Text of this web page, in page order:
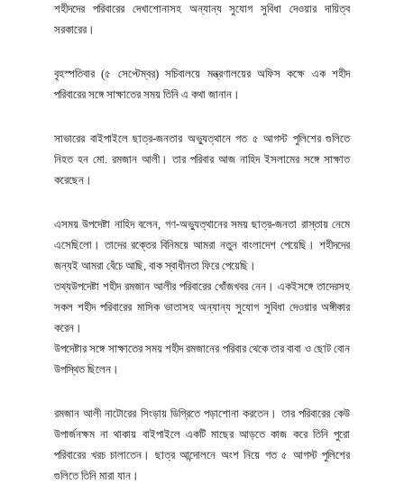
শহীদদের পরিবারের দেখাশোনাসহ অন্যান্য সুযোগ সুবিধা দেওয়ার দায়িত্ব
সরকারের।
বৃহস্পতিবার (৫ সেপ্টেম্বর) সচিবালয়ে মন্ত্রণালয়ের অফিস কক্ষে এক শহীদ
পরিবারের সঙ্গে সাক্ষাতের সময় তিনি এ কথা জানান।
সাভারের বাইপাইলে ছাত্র-জনতার অভ্যুত্থানে গত ৫ আগস্ট পুলিশের গুলিতে
নিহত হন মো. রমজান আলী। তার পরিবার আজ নাহিদ ইসলামের সঙ্গে সাক্ষাত
করেছেন।
এসময় উপদেষ্টা নাহিদ বলেন, গণ-অভ্যুত্থানের সময় ছাত্র-জনতা রাস্তায় নেমে
এসেছিলো। তাদের রক্তের বিনিময়ে আমরা নতুন বাংলাদেশ পেয়েছি। শহীদদের
জন্যই আমরা বেঁচে আছি, বাক স্বাধীনতা ফিরে পেয়েছি।
তথ্যউপদেষ্টা শহীদ রমজান আলীর পরিবারের খোঁজখবর নেন। একইসঙ্গে তাদেরসহ
সকল শহীদ পরিবারের মাসিক ভাতাসহ অন্যান্য সুযোগ সুবিধা দেওয়ার অঙ্গীকার
করেন।
উপদেষ্টার সঙ্গে সাক্ষাতের সময় শহীদ রমজানের পরিবার থেকে তার বাবা ও ছোট বোন
উপস্থিত ছিলেন।
রমজান আলী নাটোরের সিংড়ায় ডিগ্রিতে পড়াশোনা করতেন। তার পরিবারের কেউ
উপার্জনক্ষম না থাকায় বাইপাইলে একটি মাছের আড়তে কাজ করে তিনি পুরো
পরিবারের খরচ চালাতেন। ছাত্র আন্দোলনে অংশ নিয়ে গত ৫ আগস্ট পুলিশের
গুলিতে তিনি মারা যান।